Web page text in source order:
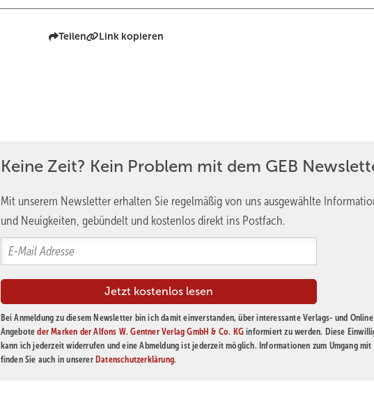
Teilen Link kopieren
Keine Zeit? Kein Problem mit dem GEB
Mit unserem Newsletter erhalten Sie regelmäßig von uns ausgewählte
und Neuigkeiten, gebündelt und kostenlos direkt ins Postfach.
Bei Anmeldung zu diesem Newsletter bin ich damit einverstanden, über interessante Verlags- und
Angeboteder Marken der Alfons W. Gentner Verlag GmbH & Co. KG informiert zu werden. Diese
kann ich jederzeit widerrufen und eine Abmeldung ist jederzeit möglich. Informationen zum Umgang mit
finden Sie auch in unserer Datenschutzerklärung.